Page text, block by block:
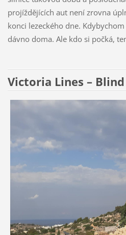
projíždějících aut není zrovna
konci lezeckého dne.
dávno doma. Ale kdo si počká,
Victoria Lines – Blind